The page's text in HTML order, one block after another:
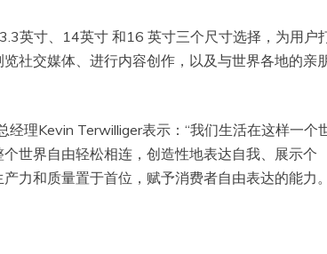
英寸、14英寸 和16 英寸三个尺寸选择，为用户
社交媒体、进行内容创作，以及与世界各地的亲
理Kevin Terwilliger表示：“我们生活在这样一个
世界自由轻松相连，创造性地表达自我、展示个
力和质量置于首位，赋予消费者自由表达的能力